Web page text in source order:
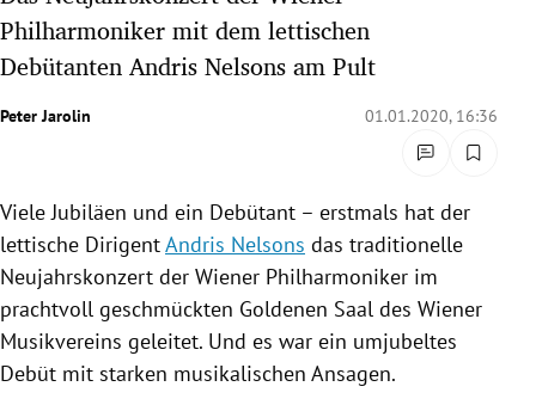
Untermenü
Untermenü
Philharmoniker mit dem lettischen
Debütanten Andris Nelsons am Pult
Peter Jarolin 01.01.2020, 16:36
Viele Jubiläen und ein Debütant – erstmals hat der
lettische DirigentAndris Nelsons das traditionelle
Neujahrskonzert der Wiener Philharmoniker im
prachtvoll geschmückten Goldenen Saal des Wiener
Musikvereins geleitet. Und es war ein umjubeltes
Debüt mit starken musikalischen Ansagen.